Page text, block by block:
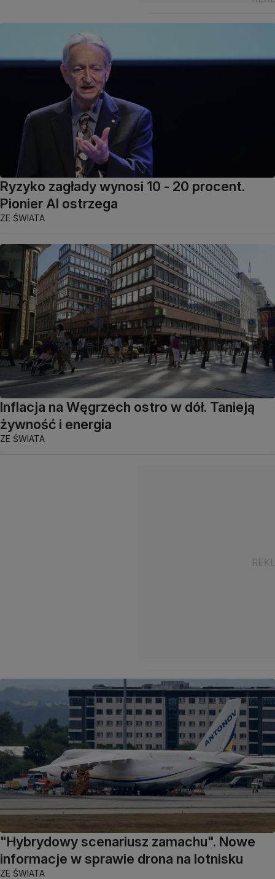
Ryzyko zagłady wynosi 10 - 20 procent.
Pionier AI ostrzega
ZE ŚWIATA
Inflacja na Węgrzech ostro w dół. Tanieją
żywność i energia
ZE ŚWIATA
"Hybrydowy scenariusz zamachu". Nowe
informacje w sprawie drona na lotnisku
ZE ŚWIATA